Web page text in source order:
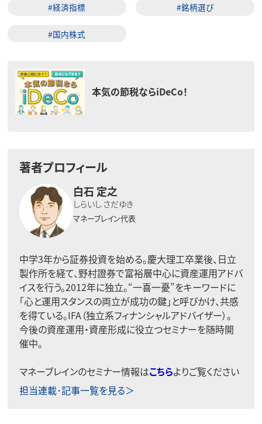
#経済指標 #銘柄選び
#国内株式
本気の節税ならiDeCo！
著者プロフィール
白石 定之
しらいし さだゆき
マネーブレイン代表
中学3年から証券投資を始める。慶大理工卒業後、日立
製作所を経て、野村證券で富裕層中心に資産運用アドバ
イスを行う。2012年に独立。“一喜一憂”をキーワードに
「心と運用スタンスの両立が成功の鍵」と呼びかけ、共感
を得ている。IFA（独立系フィナンシャルアドバイザー）。
今後の資産運用・資産形成に役立つセミナーを随時開
催中。
マネーブレインのセミナー情報はこちらよりご覧ください
担当連載･記事一覧を見る＞